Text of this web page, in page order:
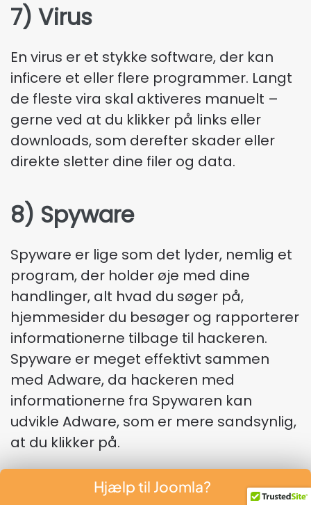
7) Virus
En virus er et stykke software, der kan
inficere et eller flere programmer. Langt
de fleste vira skal aktiveres manuelt –
gerne ved at du klikker på links eller
downloads, som derefter skader eller
direkte sletter dine filer og data.
8) Spyware
Spyware er lige som det lyder, nemlig et
program, der holder øje med dine
handlinger, alt hvad du søger på,
hjemmesider du besøger og rapporterer
informationerne tilbage til hackeren.
Spyware er meget effektivt sammen
med Adware, da hackeren med
informationerne fra Spywaren kan
udvikle Adware, som er mere sandsynlig,
at du klikker på.
9) KeyloggerHjælp til Joomla?